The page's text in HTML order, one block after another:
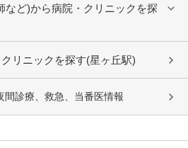
など)から病院・クリニックを探
リニックを探す(星ヶ丘駅)
間診療、救急、当番医情報